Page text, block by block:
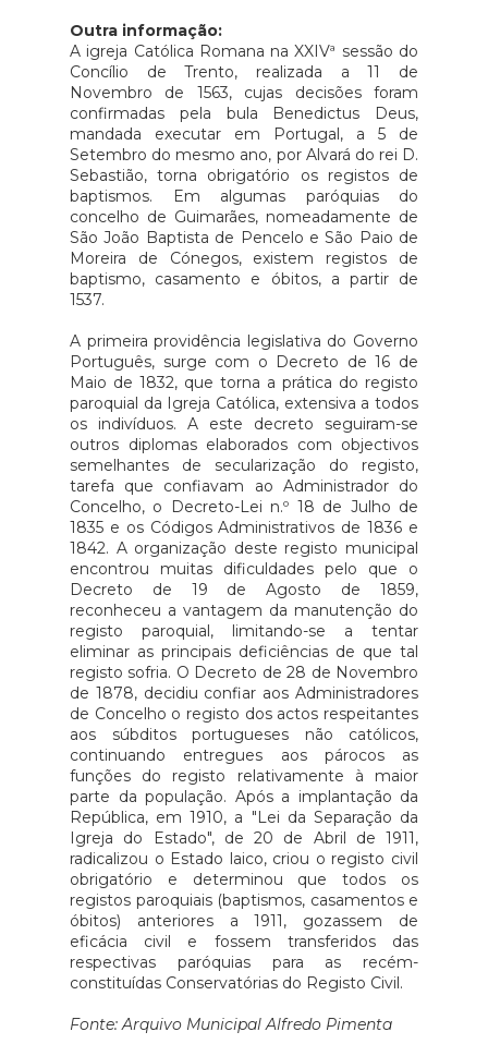
Outra informação:
A igreja Católica Romana na XXIVª sessão do
Concílio de Trento, realizada a 11 de
Novembro de 1563, cujas decisões foram
confirmadas pela bula Benedictus Deus,
mandada executar em Portugal, a 5 de
Setembro do mesmo ano, por Alvará do rei D.
Sebastião, torna obrigatório os registos de
baptismos. Em algumas paróquias do
concelho de Guimarães, nomeadamente de
São João Baptista de Pencelo e São Paio de
Moreira de Cónegos, existem registos de
baptismo, casamento e óbitos, a partir de
1537.
A primeira providência legislativa do Governo
Português, surge com o Decreto de 16 de
Maio de 1832, que torna a prática do registo
paroquial da Igreja Católica, extensiva a todos
os indivíduos. A este decreto seguiram-se
outros diplomas elaborados com objectivos
semelhantes de secularização do registo,
tarefa que confiavam ao Administrador do
Concelho, o Decreto-Lei n.º 18 de Julho de
1835 e os Códigos Administrativos de 1836 e
1842. A organização deste registo municipal
encontrou muitas dificuldades pelo que o
Decreto de 19 de Agosto de 1859,
reconheceu a vantagem da manutenção do
registo paroquial, limitando-se a tentar
eliminar as principais deficiências de que tal
registo sofria. O Decreto de 28 de Novembro
de 1878, decidiu confiar aos Administradores
de Concelho o registo dos actos respeitantes
aos súbditos portugueses não católicos,
continuando entregues aos párocos as
funções do registo relativamente à maior
parte da população. Após a implantação da
República, em 1910, a "Lei da Separação da
Igreja do Estado", de 20 de Abril de 1911,
radicalizou o Estado laico, criou o registo civil
obrigatório e determinou que todos os
registos paroquiais (baptismos, casamentos e
óbitos) anteriores a 1911, gozassem de
eficácia civil e fossem transferidos das
respectivas paróquias para as recém-
constituídas Conservatórias do Registo Civil.
Fonte: Arquivo Municipal Alfredo Pimenta